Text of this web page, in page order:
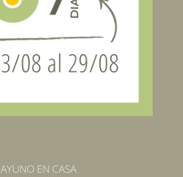
AYUNO EN CASA